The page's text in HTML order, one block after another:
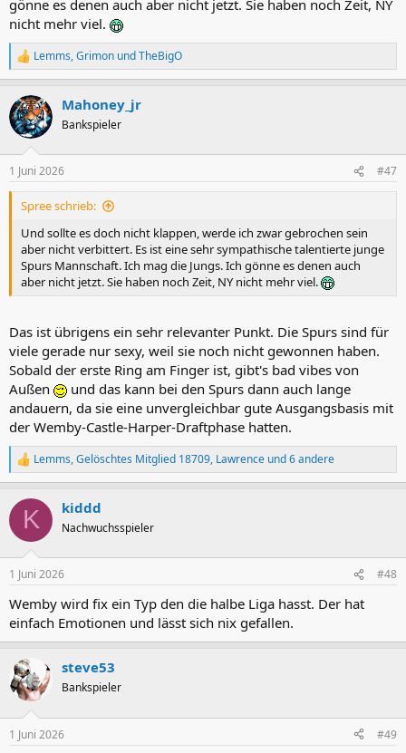
gönne es denen auch aber nicht jetzt. Sie haben noch Zeit, NY
nicht mehr viel.
R
e
k
t
i
e
n
Lemms,Grimon undTheBigO
Mahoney_jr
Bankspieler
1 Juni 2026 #47
Spree schrieb:
Und sollte es doch nicht klappen, werde ich zwar gebrochen sein
aber nicht verbittert. Es ist eine sehr sympathische talentierte junge
Spurs Mannschaft. Ich mag die Jungs. Ich gönne es denen auch
aber nicht jetzt. Sie haben noch Zeit, NY nicht mehr viel.
Das ist übrigens ein sehr relevanter Punkt. Die Spurs sind für
viele gerade nur sexy, weil sie noch nicht gewonnen haben.
Sobald der erste Ring am Finger ist, gibt's bad vibes von
Außen
und das kann bei den Spurs dann auch lange
andauern, da sie eine unvergleichbar gute Ausgangsbasis mit
der Wemby-Castle-Harper-Draftphase hatten.
R
e
k
i
e
:
Lemms,Gelöschtes Mitglied 18709, Lawrence und 6 andere
K kiddd
Nachwuchsspieler
1 Juni 2026 #48
Wemby wird fix ein Typ den die halbe Liga hasst. Der hat
einfach Emotionen und lässt sich nix gefallen.
steve53
Bankspieler
1 Juni 2026 #49